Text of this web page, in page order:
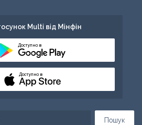
Пошук
Multi від Мінфін
Доступно в
Доступно в